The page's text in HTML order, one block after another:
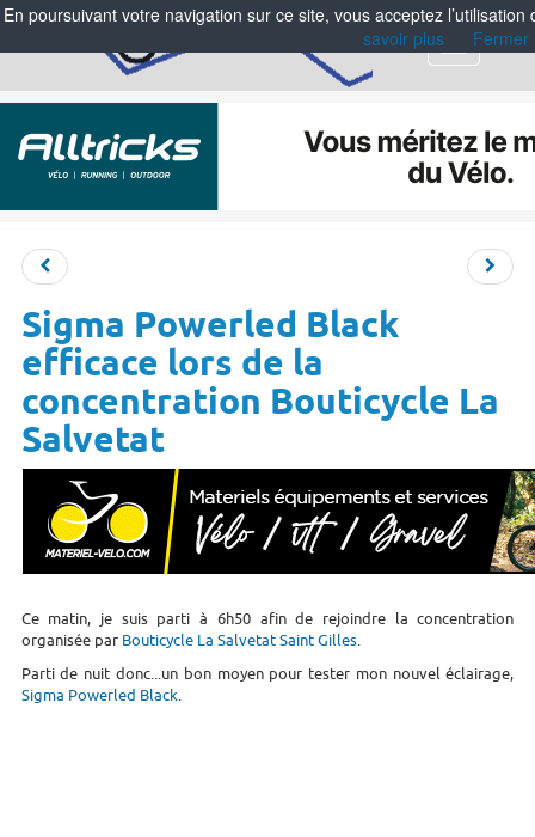
Menu
Sigma Powerled Black
efficace lors de la
concentration Bouticycle La
Salvetat
Ce matin, je suis parti à 6h50 afin de rejoindre la concentration
organisée par Bouticycle La Salvetat Saint Gilles.
Parti de nuit donc...un bon moyen pour tester mon nouvel éclairage,
Sigma Powerled Black.
En poursuivant votre navigation sur ce site, vous acceptez
savoir plus
Fermer